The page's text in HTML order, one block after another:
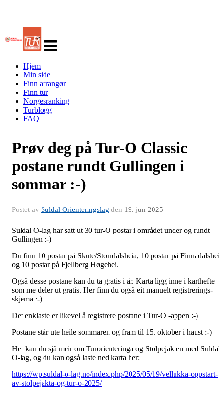
navigasjon
Hjem
Min side
Finn arrangør
Finn tur
Norgesranking
Turblogg
FAQ
Prøv deg på Tur-O Classic
postane rundt Gullingen i
sommar :-)
Postet av Suldal Orienteringslag den 19. jun 2025
Suldal O-lag har satt ut 30 tur-O postar i området under og rundt
Gullingen :-)
Du finn 10 postar på Skute/Storrdalsheia, 10 postar på
og 10 postar på Fjellberg Høgehei.
Også desse postane kan du ta gratis i år. Karta ligg inne i karthefte
som me deler ut gratis. Her finn du også eit manuelt registrerings-
skjema :-)
Det enklaste er likevel å registrere postane i Tur-O -appen :-)
Postane står ute heile sommaren og fram til 15. oktober i haust :-)
Her kan du sjå meir om Turorienteringa og Stolpejakten med
O-lag, og du kan også laste ned karta her:
https://wp.suldal-o-lag.no/index.php/2025/05/19/vellukka-oppstart-
av-stolpejakta-og-tur-o-2025/